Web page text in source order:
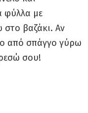
φύλλα με
βαζάκι. Αν
από σπάγγο γύρω
σου!